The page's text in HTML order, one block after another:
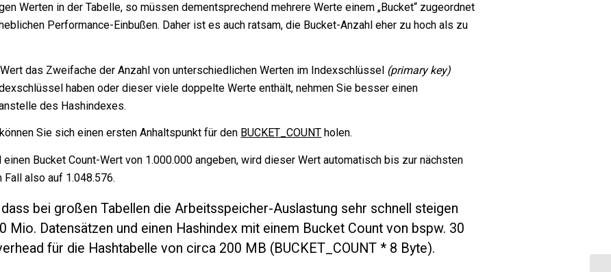
Werten in der Tabelle, so müssen dementsprechend mehrere Werte einem „Bucket“ zugeordnet
Performance-Einbußen. Daher ist es auch ratsam, die Bucket-Anzahl eher zu hoch als zu
das Zweifache der Anzahl von unterschiedlichen Werten im Indexschlüssel (primary key)
haben oder dieser viele doppelte Werte enthält, nehmen Sie besser einen
des Hashindexes.
können Sie sich einen ersten Anhaltspunkt für den BUCKET_COUNT holen.
Bucket Count-Wert von 1.000.000 angeben, wird dieser Wert automatisch bis zur nächsten
also auf 1.048.576.
bei großen Tabellen die Arbeitsspeicher-Auslastung sehr schnell steigen
Mio. Datensätzen und einen Hashindex mit einem Bucket Count von bspw. 30
für die Hashtabelle von circa 200 MB (BUCKET_COUNT * 8 Byte).